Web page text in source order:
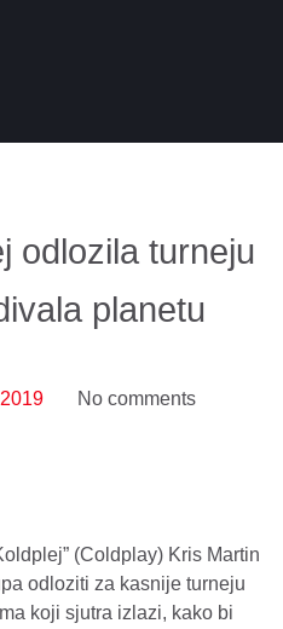
odlozila turneju
planetu
No comments
(Coldplay) Kris Martin
odloziti za kasnije turneju
koji sjutra izlazi, kako bi